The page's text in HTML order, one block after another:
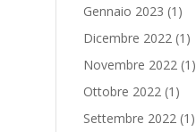
Gennaio 2023 (1)
Dicembre 2022 (1)
Novembre 2022 (1)
Ottobre 2022 (1)
Settembre 2022 (1)